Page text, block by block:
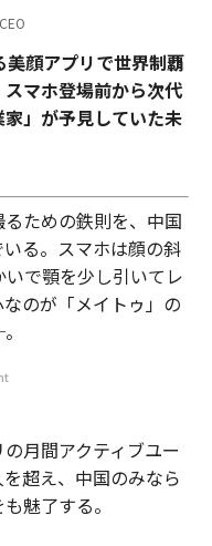
顔アプリで世界制覇
マホ登場前から次代
」が予見していた未
ための鉄則を、中国
る。スマホは顔の斜
で顎を少し引いてレ
のが「メイトゥ」の
月間アクティブユー
超え、中国のみなら
魅了する。